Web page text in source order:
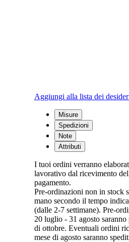
Aggiungi alla lista dei
Misure
Spedizioni
Note
Attributi
I tuoi ordini verranno
lavorativo dal ricevimento
pagamento.
Pre-ordinazioni non in stock
mano secondo il tempo
(dalle 2-7 settimane). Pre-
20 luglio - 31 agosto
di ottobre. Eventuali ordini
mese di agosto saranno